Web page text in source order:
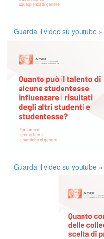
Guarda il video su youtube »
Guarda il video su youtube »